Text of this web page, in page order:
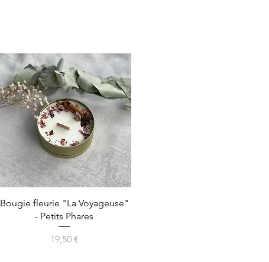
Aperçu rapide
Bougie fleurie "La Voyageuse"
- Petits Phares
Prix
19,50 €